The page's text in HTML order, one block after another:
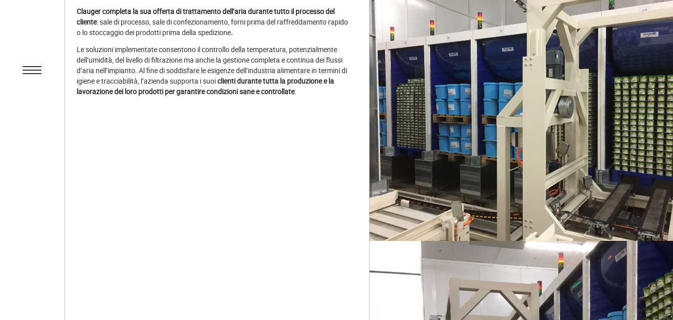
Clauger completa la sua offerta di trattamento dell’aria durante tutto il processo del
cliente: sale di processo, sale di confezionamento, forni prima del raffreddamento rapido
o lo stoccaggio dei prodotti prima della spedizione.
Le soluzioni implementate consentono il controllo della temperatura, potenzialmente
dell’umidità, del livello di filtrazione ma anche la gestione completa e continua dei flussi
d’aria nell’impianto. Al fine di soddisfare le esigenze dell’industria alimentare in termini di
igiene e tracciabilità, l’azienda supporta i suoiclienti durante tutta la produzione e la
lavorazione dei loro prodotti per garantire condizioni sane e controllate.